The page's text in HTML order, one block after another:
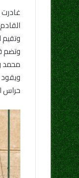
وتقيم
وتضم
محمد
حراس